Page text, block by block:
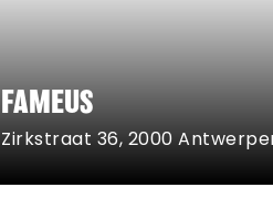
FAMEUS
Zirkstraat 36, 2000